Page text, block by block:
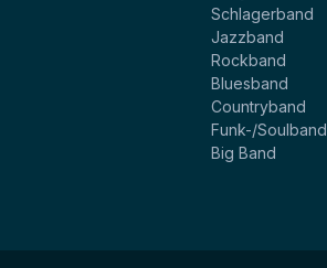
Schlagerband
Jazzband
Rockband
Bluesband
Countryband
Funk-/Soulband
Big Band